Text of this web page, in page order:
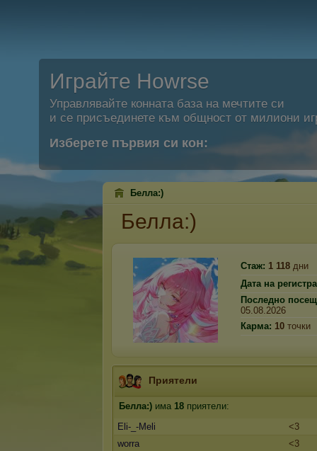
Играйте Howrse
Управлявайте конната база на мечтите си
и се присъединете към общност от милиони
Изберете първия си кон:
Белла:)
Белла:)
Стаж: 1 118 дни
Дата на
Последно
05.08.2026
Карма: 10 точки
Приятели
Белла:) има 18 приятели:
Eli-_-Meli
<3
worra
<3